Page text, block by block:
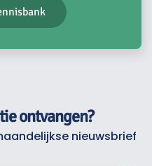
ontvangen?
nieuwsbrief